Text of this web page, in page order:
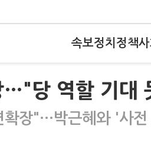
속보정치 정책사
…"당 역할 기대
확장"…박근혜와 '사